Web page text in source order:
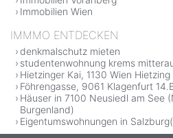
Immobilien Wien
IMMMO ENTDECKEN
denkmalschutz mieten
studentenwohnung krems
Hietzinger Kai, 1130 Wien Hietzing
Föhrengasse, 9061 Klagenfurt
Häuser in 7100 Neusiedl am See
Burgenland)
Eigentumswohnungen in